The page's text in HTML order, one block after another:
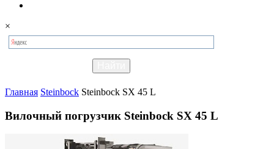
×
Главная Steinbock Steinbock SX 45 L
Вилочный погрузчик Steinbock SX 45 L